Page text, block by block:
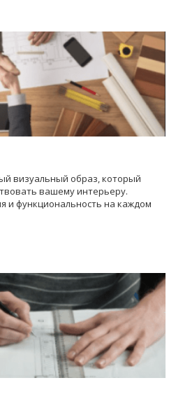
визуальный образ, который
вашему интерьеру.
и функциональность на каждом